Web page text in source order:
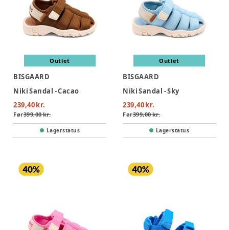
Outlet
BISGAARD
Niki Sandal - Cacao
239,40 kr.
Før399,00 kr.
Lagerstatus
Outlet
BISGAARD
Niki Sandal - Sky
239,40 kr.
Før399,00 kr.
Lagerstatus